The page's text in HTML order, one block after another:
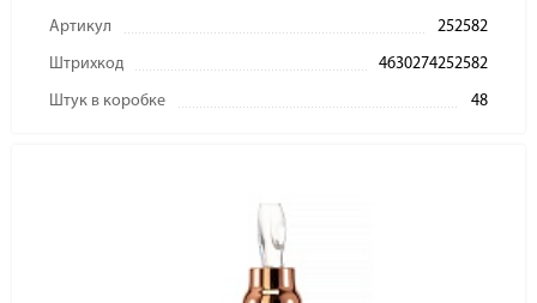
Артикул 252582
Штрихкод 4630274252582
Штук в коробке 48